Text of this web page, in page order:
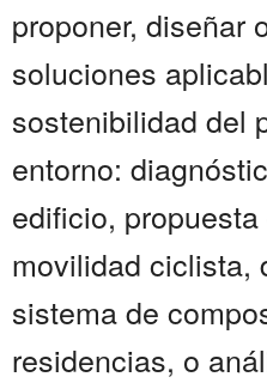
proponer, diseñar
soluciones
sostenibilidad del
entorno:
edificio,
movilidad ciclista,
sistema de
residencias, o